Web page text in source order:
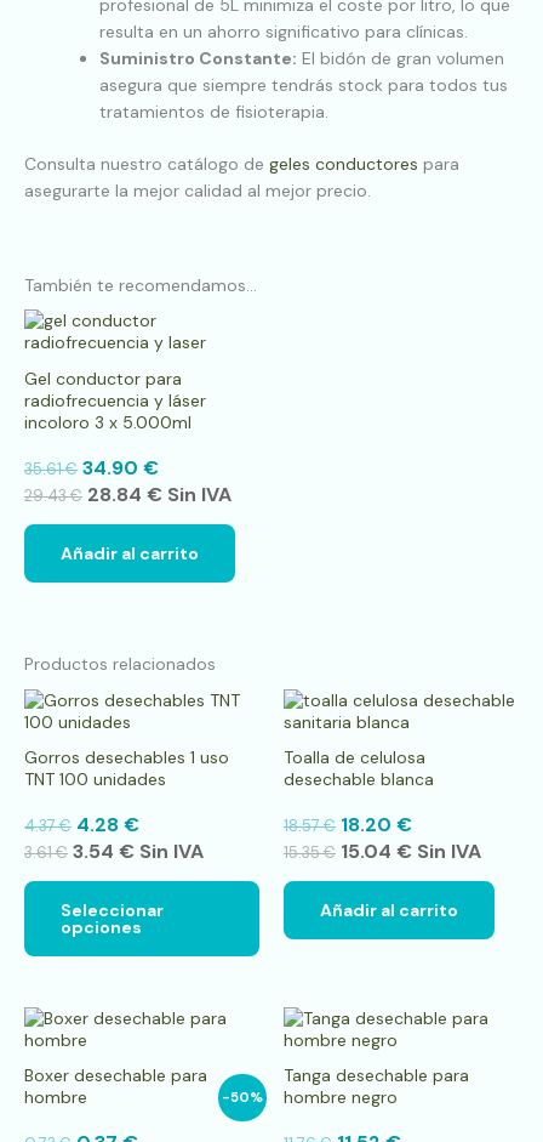
profesional de 5L minimiza el coste por litro, lo que
resulta en un ahorro significativo para clínicas.
Suministro Constante: El bidón de gran volumen
asegura que siempre tendrás stock para todos tus
tratamientos de fisioterapia.
Consulta nuestro catálogo de geles conductores para
asegurarte la mejor calidad al mejor precio.
También te recomendamos…
Gel conductor para
radiofrecuencia y láser
incoloro 3 x 5.000ml
35.61€ 34.90 €
29.43€ 28.84 € Sin IVA
Añadir al carrito
Productos relacionados
Gorros desechables 1 uso
TNT 100 unidades
4.37€ 4.28€
3.61€ 3.54 € Sin IVA
Seleccionar
opciones
Este
producto
múltiples
variantes.
opciones
elegir
producto
Toalla de celulosa
desechable blanca
18.57€ 18.20 €
15.35€ 15.04 € Sin IVA
Añadir al carrito
-50%
Boxer desechable para
hombre
Tanga desechable para
hombre negro